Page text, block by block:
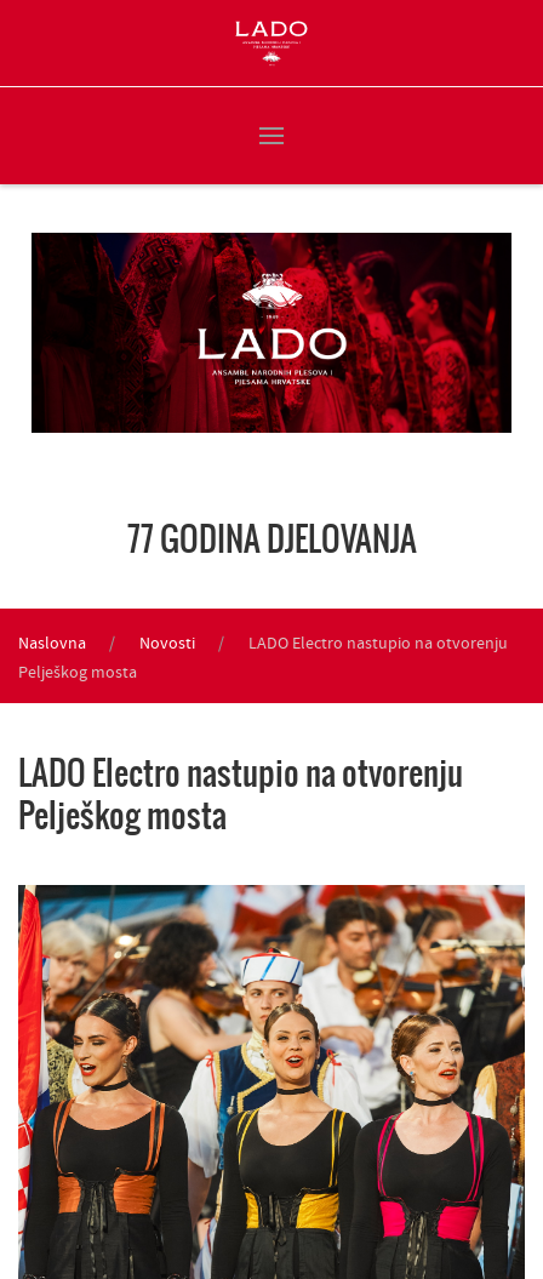
77 GODINA DJELOVANJA
Naslovna Novosti
LADO Electro nastupio na otvorenju
Pelješkog mosta
LADO Electro nastupio na otvorenju
Pelješkog mosta